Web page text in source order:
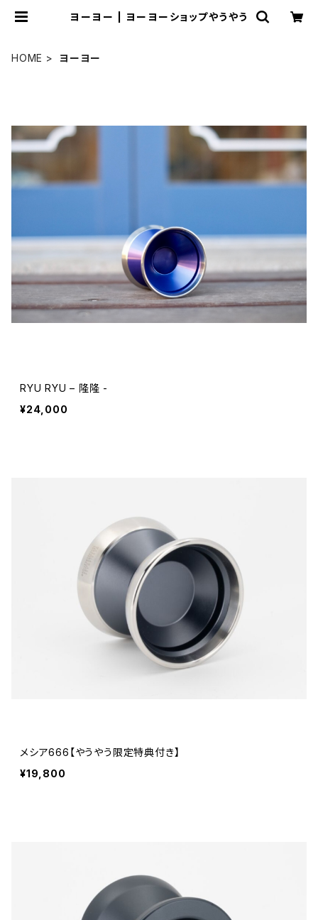
ヨーヨー | ヨーヨーショップやうやう
HOME ヨーヨー
RYU RYU – 隆隆 -
¥24,000
メシア666【やうやう限定特典付き】
¥19,800